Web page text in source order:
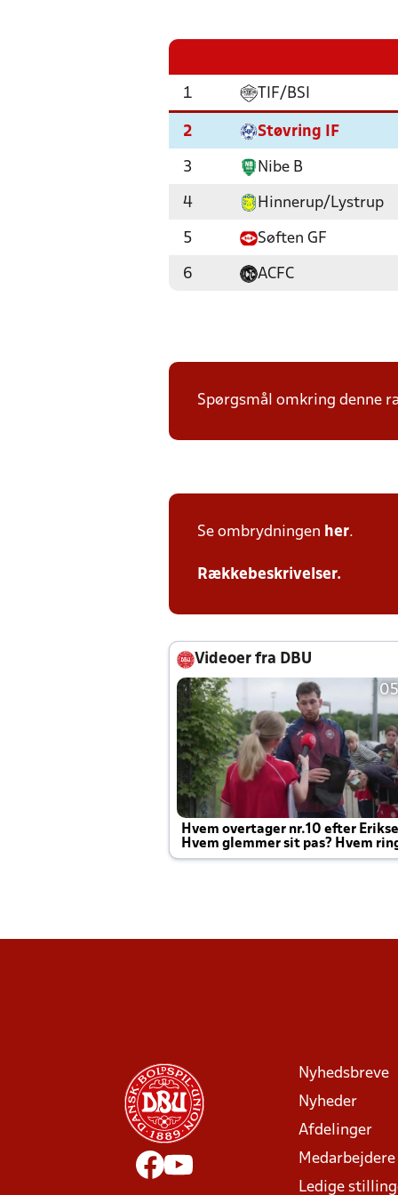
1 TIF/BSI
2 Støvring IF
3 Nibe B
4 Hinnerup/Lystrup
5 Søften GF
6 ACFC
Spørgsmål omkring denne
Se ombrydningen her.
Rækkebeskrivelser.
Videoer fra DBU
Hvem overtager nr.10 efter
Hvem glemmer sit pas? Hvem
Joachim altid til efter kampe?
Nyhedsbreve
Nyheder
Afdelinger
Medarbejdere
Ledige